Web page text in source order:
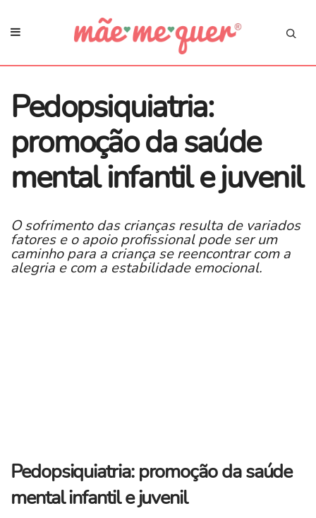
Pedopsiquiatria:
promoção da saúde
mental infantil e juvenil
O sofrimento das crianças resulta de variados
fatores e o apoio profissional pode ser um
caminho para a criança se reencontrar com a
alegria e com a estabilidade emocional.
Pedopsiquiatria: promoção da saúde
mental infantil e juvenil